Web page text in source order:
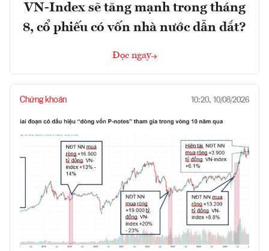
VN-Index sẽ tăng mạnh trong tháng
8, cổ phiếu có vốn nhà nước dẫn dắt?
Đọc ngay
Chứng khoán 10:20, 10/08/2026